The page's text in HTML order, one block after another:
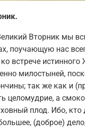
Вторник мы
поучающую нас
ко встрече
милостыней,
так же как и
целомудрие, а
плод. Ибо, кто
(доброе)